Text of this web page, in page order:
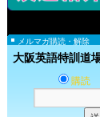
メルマガ購読・解除
大阪英語特訓道
購読